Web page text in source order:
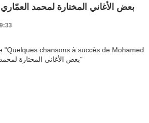
Lamari, Algérie بعض الأغاني المختارة لمحمد العمّاري